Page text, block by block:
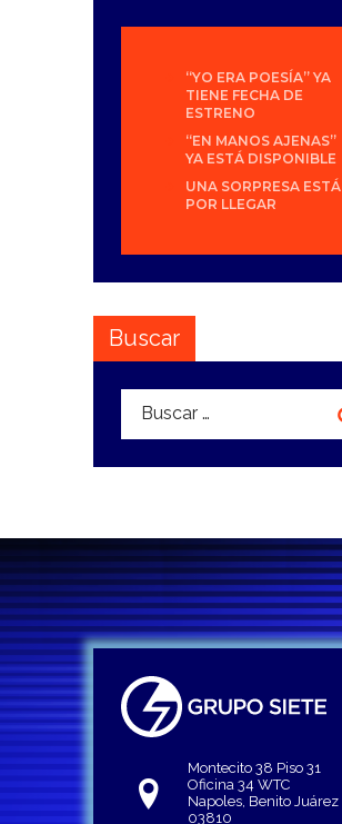
“YO ERA POESÍA” YA
TIENE FECHA DE
ESTRENO
“EN MANOS AJENAS”
YA ESTÁ DISPONIBLE
UNA SORPRESA ESTÁ
POR LLEGAR
Buscar
Buscar:
Montecito 38 Piso 31
Oficina 34 WTC
Napoles, Benito Juárez
03810